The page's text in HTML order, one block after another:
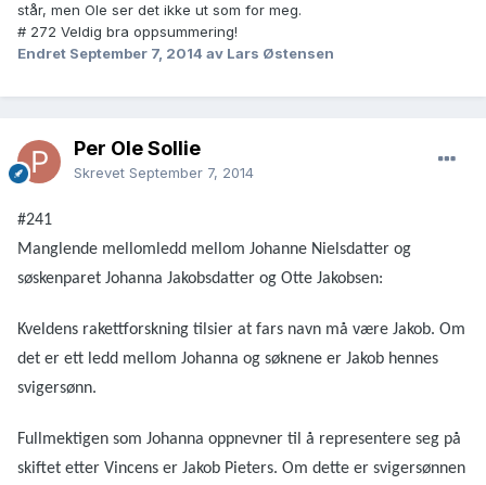
står, men Ole ser det ikke ut som for meg.
# 272 Veldig bra oppsummering!
Endret September 7, 2014 av Lars Østensen
Per Ole Sollie
Skrevet September 7, 2014
#241
Manglende mellomledd mellom Johanne Nielsdatter og
søskenparet Johanna Jakobsdatter og Otte Jakobsen:
Kveldens rakettforskning tilsier at fars navn må være Jakob. Om
det er ett ledd mellom Johanna og søknene er Jakob hennes
svigersønn.
Fullmektigen som Johanna oppnevner til å representere seg på
skiftet etter Vincens er Jakob Pieters. Om dette er svigersønnen